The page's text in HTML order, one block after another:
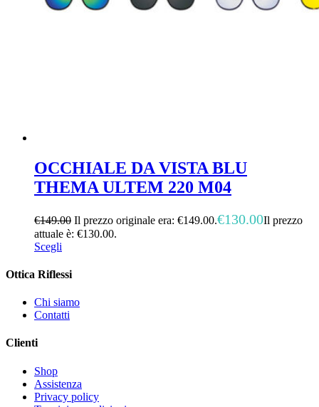
OCCHIALE DA VISTA BLU
THEMA ULTEM 220 M04
€149.00 Il prezzo originale era: €149.00.€130.00Il prezzo
attuale è: €130.00.
Scegli
Ottica Riflessi
Chi siamo
Contatti
Clienti
Shop
Assistenza
Privacy policy